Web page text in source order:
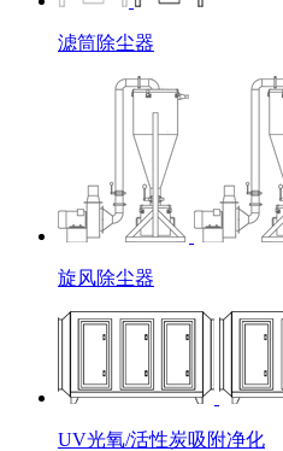
滤筒除尘器
旋风除尘器
UV光氧/活性炭吸附净化